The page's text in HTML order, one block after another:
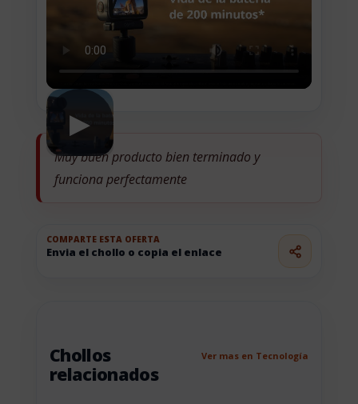
▶
Muy buen producto bien terminado y
funciona perfectamente
COMPARTE ESTA OFERTA
Envia el chollo o copia el enlace
Chollos
relacionados
Ver mas en Tecnología